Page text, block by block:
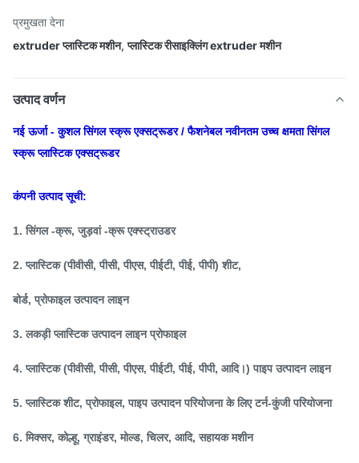
प्रमुखता देना
extruder प्लास्टिक मशीन,प्लास्टिक रीसाइक्लिंग extruder मशीन
उत्पाद वर्णन
नई ऊर्जा - कुशल सिंगल स्क्रू एक्सट्रूडर / फैशनेबल नवीनतम उच्च क्षमता सिंगल
स्क्रू प्लास्टिक एक्सट्रूडर
कंपनी उत्पाद सूची:
1. सिंगल -क्रू, जुड़वां -क्रू एक्स्ट्राउडर
2. प्लास्टिक (पीवीसी, पीसी, पीएस, पीईटी, पीई, पीपी) शीट,
बोर्ड, प्रोफाइल उत्पादन लाइन
3. लकड़ी प्लास्टिक उत्पादन लाइन प्रोफाइल
4. प्लास्टिक (पीवीसी, पीसी, पीएस, पीईटी, पीई, पीपी, आदि।) पाइप उत्पादन लाइन
5. प्लास्टिक शीट, प्रोफाइल, पाइप उत्पादन परियोजना के लिए टर्न-कुंजी परियोजना
6. मिक्सर, कोल्हू, ग्राइंडर, मोल्ड, चिलर, आदि, सहायक मशीन